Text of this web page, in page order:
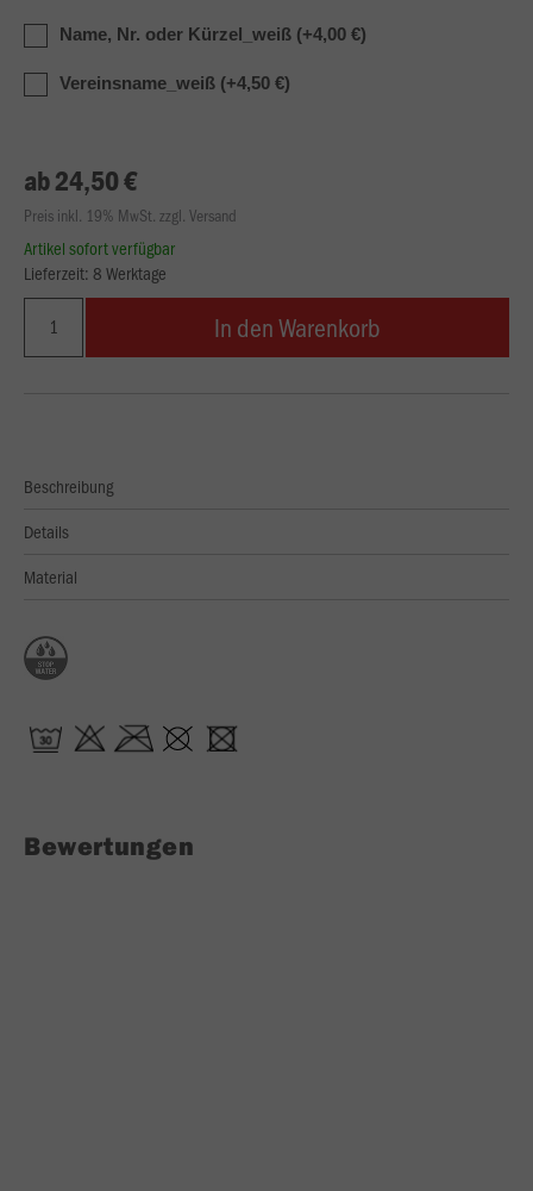
Name, Nr. oder Kürzel_weiß (+4,00 €)
Vereinsname_weiß (+4,50 €)
ab 24,50 €
Preis inkl. 19% MwSt. zzgl. Versand
Artikel sofort verfügbar
Lieferzeit: 8 Werktage
In den Warenkorb
Beschreibung
Details
Material
Bewertungen